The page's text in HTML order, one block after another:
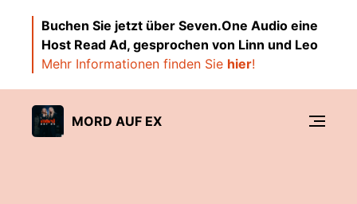
Buchen Sie jetzt über Seven.One Audio eine
Host Read Ad, gesprochen von Linn und Leo
Mehr Informationen finden Sie hier!
MORD AUF EX